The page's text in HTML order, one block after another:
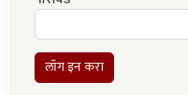
लॉग इन करा